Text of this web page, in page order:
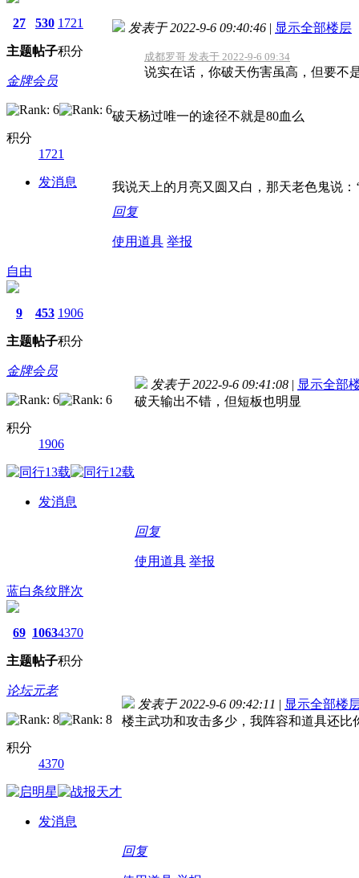
27
主题
530
帖子
1721
积分
金牌会员
积分
1721
发消息
发表于 2022-9-6 09:40:46 | 显示全部楼层
成都罗哥 发表于 2022-9-6 09:34
说实在话，你破天伤害虽高，但要不
破天杨过唯一的途径不就是80血么
我说天上的月亮又圆又白，那天老色鬼说
回复
使用道具 举报
自由
9
主题
453
帖子
1906
积分
金牌会员
积分
1906
发消息
发表于 2022-9-6 09:41:08 | 显示全部
破天输出不错，但短板也明显
回复
使用道具 举报
蓝白条纹胖次
69
主题
1063
帖子
4370
积分
论坛元老
积分
4370
发消息
发表于 2022-9-6 09:42:11 | 显示全部楼
楼主武功和攻击多少，我阵容和道具还比
回复